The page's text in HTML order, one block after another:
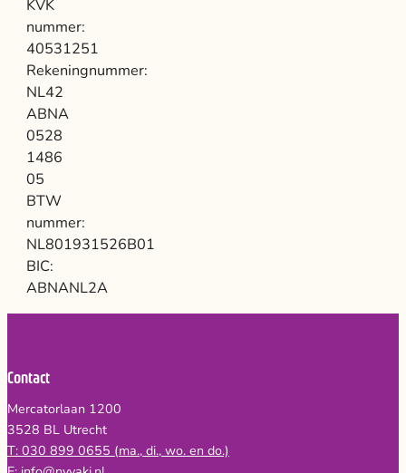
KVK
nummer:
40531251
Rekeningnummer:
NL42
ABNA
0528
1486
05
BTW
nummer:
NL801931526B01
BIC:
ABNANL2A
Contact
Mercatorlaan 1200
3528 BL Utrecht
T: 030 899 0655 (ma., di., wo. en do.)